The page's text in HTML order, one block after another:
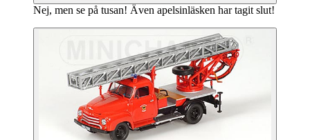
Nej, men se på tusan! Även apelsinläsken har tagit slut!